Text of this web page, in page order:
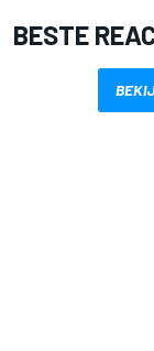
BESTE